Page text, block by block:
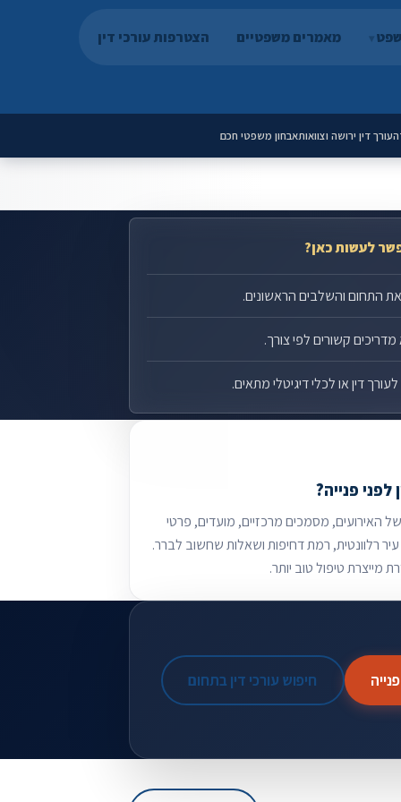
מאמרים משפטיים הצטרפות עורכי דין
עורך דין ירושה וצוואותאבחון משפטי חכם
לעשות כאן?
את התחום והשלבים הראשונים.
קשורים לפי צורך.
דין או לכלי דיגיטלי מתאים.
לפני פנייה?
האירועים, מסמכים מרכזיים, מועדים, פרטי
רלוונטית, רמת דחיפות ושאלות שחשוב לברר.
מייצרת טיפול טוב יותר.
חיפוש עורכי דין בתחום